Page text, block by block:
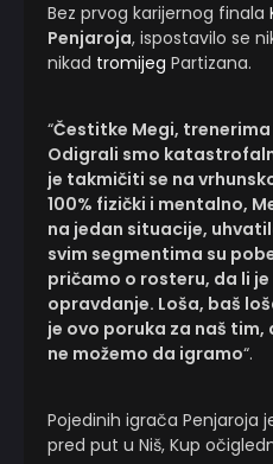
Bez prvog karijernog finala
Penjaroja, ispostavilo se
nikad tromijeg Partizana.
“Čestitke Megi,
Odigrali smo
je takmičiti se na
100% fizički i mentalno,
na jedan situacije,
svim segmentima su
pričamo o rosteru, da li
opravdanje. Loša, baš
je ovo poruka za naš
ne možemo da igramo“.
Pojedinih igrača Penjaroja
pred put u Niš, Kup